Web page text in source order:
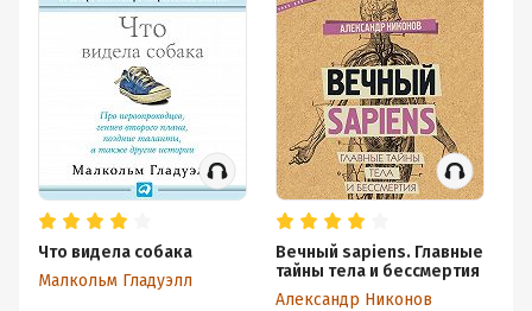
Что видела собака
Малкольм Гладуэлл
Вечный sapiens. Главные
тайны тела и бессмертия
Александр Никонов